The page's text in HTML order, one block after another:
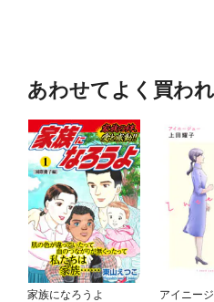
あわせてよく買わ
家族になろうよ アイニー